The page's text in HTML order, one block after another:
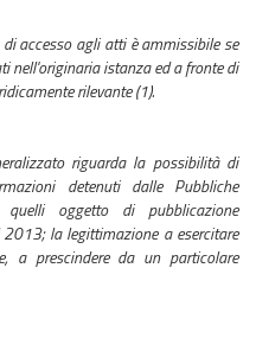
agli atti è ammissibile se
nell'originaria istanza ed a fronte di
rilevante (1).
riguarda la possibilità di
detenuti dalle Pubbliche
oggetto di pubblicazione
la legittimazione a esercitare
a prescindere da un particolare